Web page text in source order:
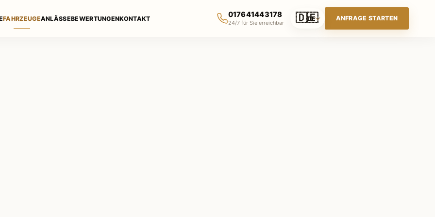
FAHRZEUGEANLÄSSEBEWERTUNGENKONTAKT 017641443178
24/7 für Sie erreichbar 🇩🇪
DE ANFRAGE STARTEN